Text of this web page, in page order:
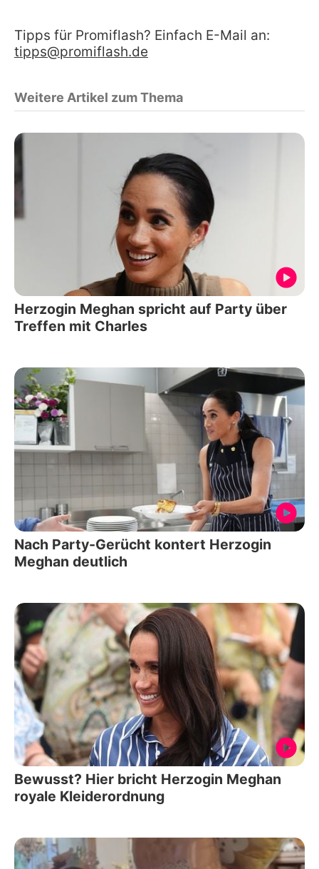
Tipps für Promiflash? Einfach E-Mail an:
tipps@promiflash.de
Weitere Artikel zum Thema
Herzogin Meghan spricht auf Party über
Treffen mit Charles
Nach Party-Gerücht kontert Herzogin
Meghan deutlich
Bewusst? Hier bricht Herzogin Meghan
royale Kleiderordnung